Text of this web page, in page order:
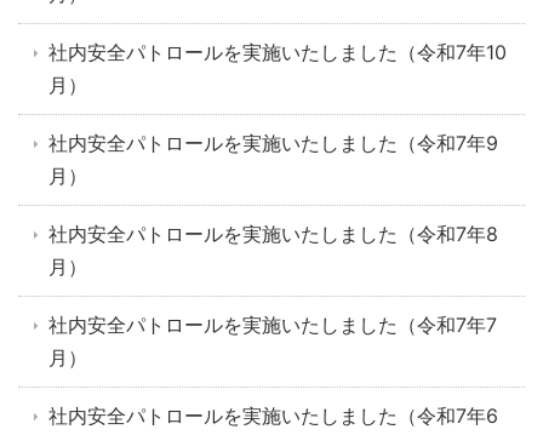
社内安全パトロールを実施いたしました（令和7年10
月）
社内安全パトロールを実施いたしました（令和7年9
月）
社内安全パトロールを実施いたしました（令和7年8
月）
社内安全パトロールを実施いたしました（令和7年7
月）
社内安全パトロールを実施いたしました（令和7年6